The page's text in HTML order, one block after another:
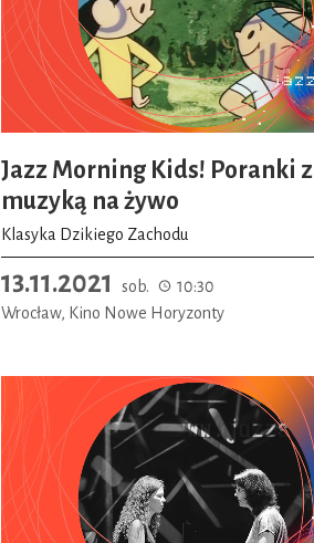
Jazz Morning Kids! Poranki z
muzyką na żywo
Klasyka Dzikiego Zachodu
13.11.2021 sob.
10:30
Wrocław, Kino Nowe Horyzonty